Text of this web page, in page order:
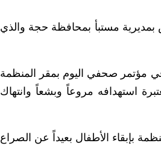
مستبأ بمحافظة حجة والذي
في مؤتمر صحفي اليوم بمقر المنظمة
استهدافه مروعاً وبشعاً وانتهاك
بإبقاء الأطفال بعيداً عن الصراع